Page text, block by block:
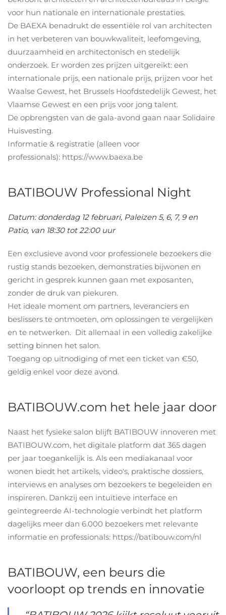
voor hun nationale en internationale prestaties.
De BAEXA benadrukt de essentiële rol van architecten
in het verbeteren van bouwkwaliteit, leefomgeving,
duurzaamheid en architectonisch en stedelijk
onderzoek. Er worden zes prijzen uitgereikt: een
internationale prijs, een nationale prijs, prijzen voor het
Waalse Gewest, het Brussels Hoofdstedelijk Gewest, het
Vlaamse Gewest en een prijs voor jong talent.
De opbrengsten van de gala-avond gaan naar Solidaire
Huisvesting.
Informatie & registratie (alleen voor
professionals): https://www.baexa.be
BATIBOUW Professional Night
Datum: donderdag 12 februari, Paleizen 5, 6, 7, 9 en
Patio, van 18:30 tot 22:00 uur
Een exclusieve avond voor professionele bezoekers die
rustig stands bezoeken, demonstraties bijwonen en
gericht in gesprek kunnen gaan met exposanten,
zonder de druk van piekuren.
Het ideale moment om partners, leveranciers en
beslissers te ontmoeten, om oplossingen te vergelijken
en te netwerken. Dit allemaal in een volledig zakelijke
setting binnen het salon.
Toegang op uitnodiging of met een ticket van €50,
geldig enkel voor deze avond.
BATIBOUW.com het hele jaar door
Naast het fysieke salon blijft BATIBOUW innoveren met
BATIBOUW.com, het digitale platform dat 365 dagen
per jaar toegankelijk is. Als een mediakanaal voor
wonen biedt het artikels, video's, praktische dossiers,
interviews en analyses om bezoekers te begeleiden en
inspireren. Dankzij een intuïtieve interface en
geïntegreerde AI-technologie verbindt het platform
dagelijks meer dan 6.000 bezoekers met relevante
informatie en professionals: https://batibouw.com/nl
BATIBOUW, een beurs die
voorloopt op trends en innovatie